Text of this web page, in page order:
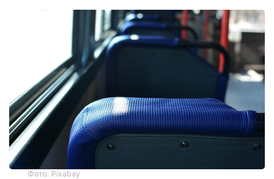
Фото: Pixabay